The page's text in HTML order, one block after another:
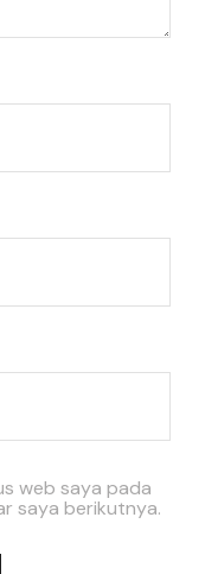
web saya pada
saya berikutnya.